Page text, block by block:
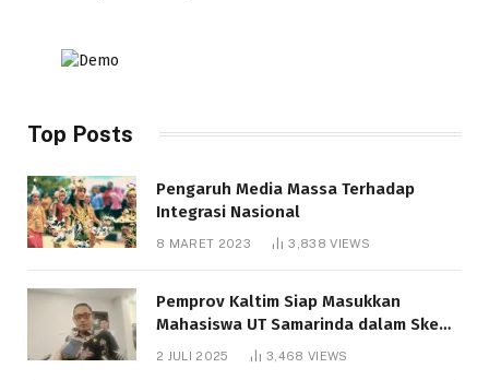
Top Posts
Pengaruh Media Massa Terhadap
Integrasi Nasional
8 MARET 2023 3,838VIEWS
Pemprov Kaltim Siap Masukkan
Mahasiswa UT Samarinda dalam Skema
Bantuan Pendidikan Gratispol
2 JULI 2025 3,468 VIEWS